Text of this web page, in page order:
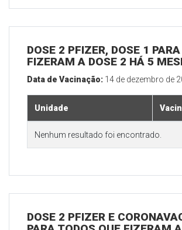
DOSE 2 PFIZER, DOSE 1
FIZERAM A DOSE 2 HÁ 5
Data de Vacinação: 14 de dezembro de
Unidade
Nenhum resultado foi encontrado.
DOSE 2 PFIZER E